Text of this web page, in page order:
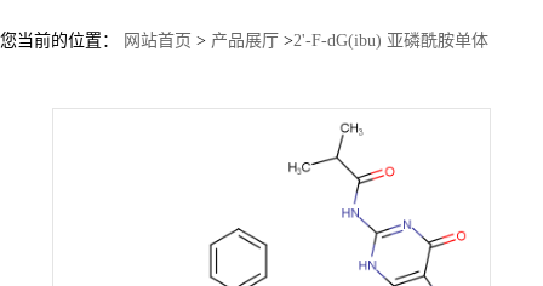
您当前的位置： 网站首页 > 产品展厅 >2'-F-dG(ibu) 亚磷酰胺单体